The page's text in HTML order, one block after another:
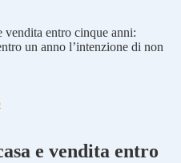
vendita entro cinque anni:
un anno l’intenzione di non
e vendita entro